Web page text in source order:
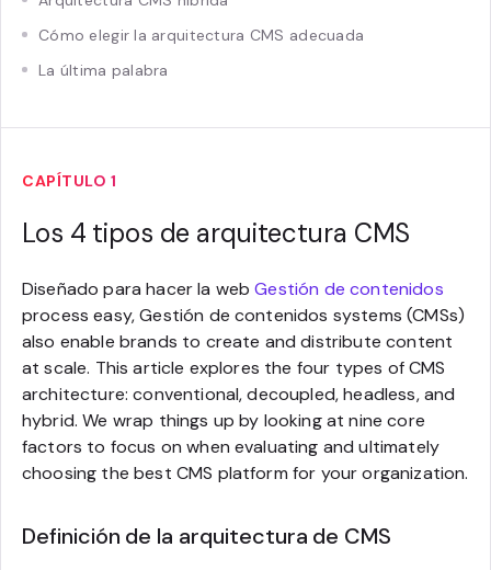
Cómo elegir la arquitectura CMS adecuada
La última palabra
CAPÍTULO 1
Los 4 tipos de arquitectura CMS
Diseñado para hacer la webGestión de contenidos
process easy, Gestión de contenidos systems (CMSs)
also enable brands to create and distribute content
at scale. This article explores the four types of CMS
architecture: conventional, decoupled, headless, and
hybrid. We wrap things up by looking at nine core
factors to focus on when evaluating and ultimately
choosing the best CMS platform for your organization.
Definición de la arquitectura de CMS